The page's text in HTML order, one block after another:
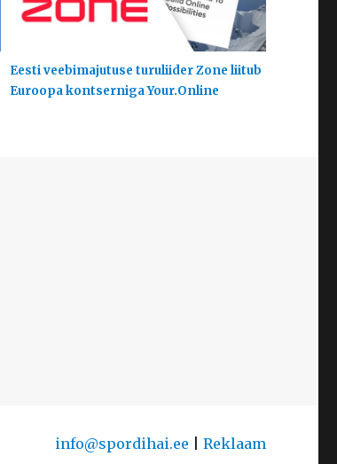
Eesti veebimajutuse turuliider Zone liitub
Euroopa kontserniga Your.Online
info@spordihai.ee Reklaam